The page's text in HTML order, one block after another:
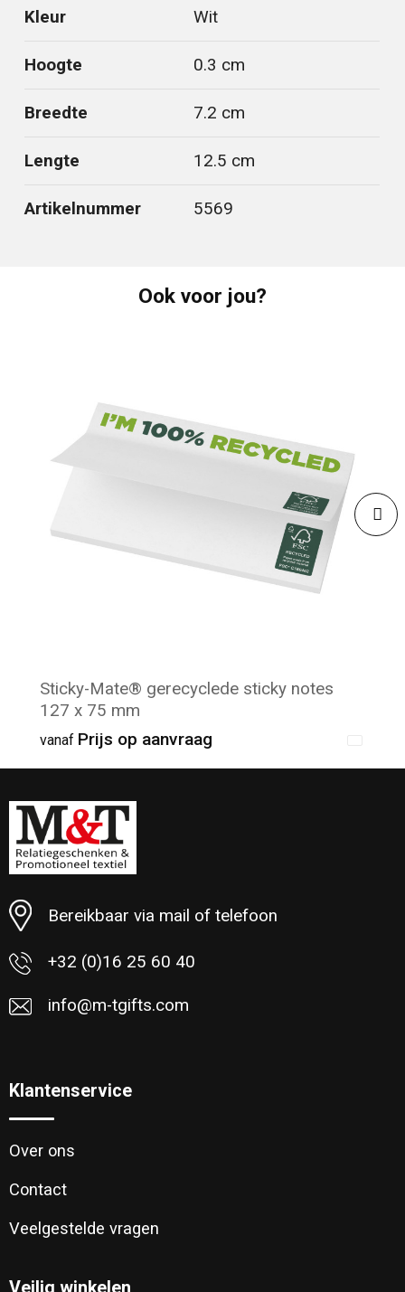
Kleur Wit
Hoogte 0.3 cm
Breedte 7.2 cm
Lengte 12.5 cm
Artikelnummer 5569
Ook voor jou?
Sticky-Mate® gerecyclede sticky notes
127 x 75 mm
vanaf Prijs op aanvraag
Minimale afname: 1
Bereikbaar via mail of telefoon
+32 (0)16 25 60 40
info@m-tgifts.com
Klantenservice
Over ons
Contact
Veelgestelde vragen